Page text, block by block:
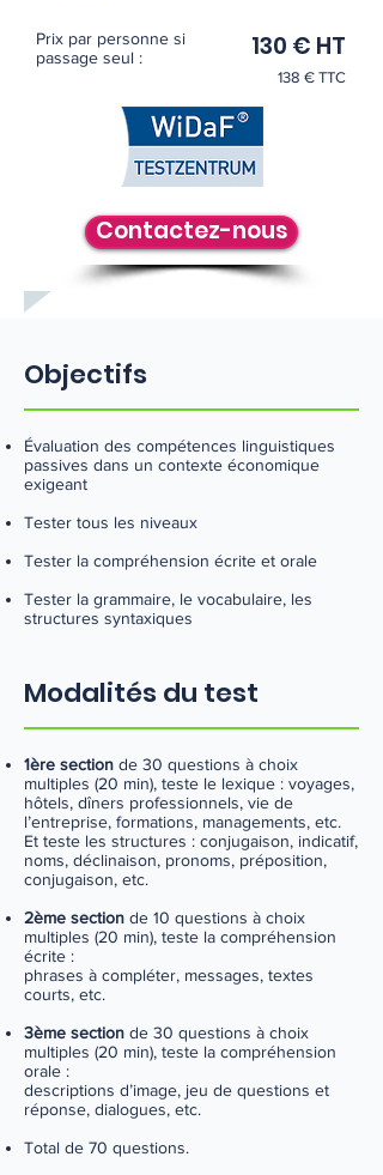
Prix par personne si
passage seul :
130 € HT
138 € TTC
Contactez-nous
Objectifs
Évaluation des compétences linguistiques
passives dans un contexte économique
exigeant
Tester tous les niveaux
Tester la compréhension écrite et orale
Tester la grammaire, le vocabulaire, les
structures syntaxiques
Modalités du test
1ère section de 30 questions à choix
multiples (20 min), teste le lexique : voyages,
hôtels, dîners professionnels, vie de
l’entreprise, formations, managements, etc.
Et teste les structures : conjugaison, indicatif,
noms, déclinaison, pronoms, préposition,
conjugaison, etc.
2ème section de 10 questions à choix
multiples (20 min), teste la compréhension
écrite :
phrases à compléter, messages, textes
courts, etc.
3ème section de 30 questions à choix
multiples (20 min), teste la compréhension
orale :
descriptions d’image, jeu de questions et
réponse, dialogues, etc.
Total de 70 questions.